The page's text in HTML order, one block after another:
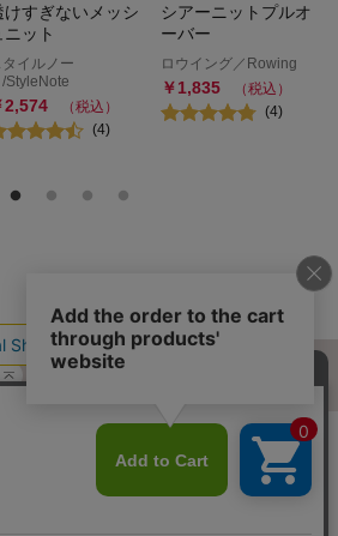
けすぎないメッシ
ニット
タイルノー
/StyleNote
2,574
（税込）
(4)
シアーニットプルオ
ーバー
ロウイング／Rowing
￥1,835
（税込）
(4)
ベルメゾンネットTOPへ